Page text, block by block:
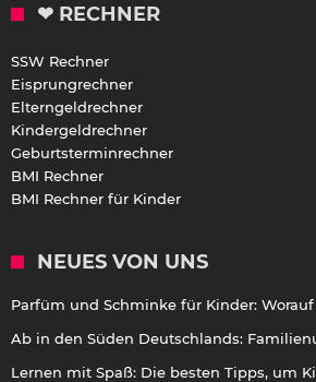
❤ RECHNER
SSW Rechner
Eisprungrechner
Elterngeldrechner
Kindergeldrechner
Geburtsterminrechner
BMI Rechner
BMI Rechner für Kinder
NEUES VON UNS
Parfüm und Schminke für Kinder:
Ab in den Süden Deutschlands:
Lernen mit Spaß: Die besten Tipps, um